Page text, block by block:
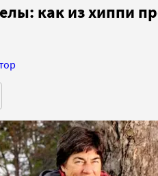
как из хиппи